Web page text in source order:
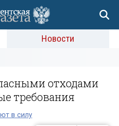
Новости
отходами
требования
в силу